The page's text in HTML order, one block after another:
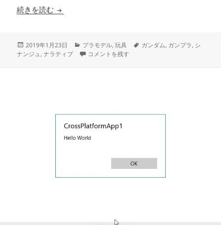
続きを読む ワークマン手袋を使ってサーフェイサー塗装 ［
投
稿
2019年1月23日
カ
テ
プラモデル,玩具
タ
ガンダム, ガンプラ, シ
ナンジュ,ナラティブ ワークマン手袋を使ってサーフェイサー塗装 ［
コメントを残す